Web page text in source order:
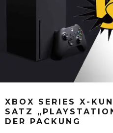
XBOX SERIES X-
SATZ
DER PACKUNG